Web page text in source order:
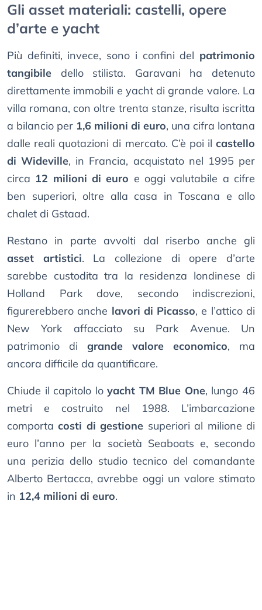
Gli asset materiali: castelli, opere
d’arte e yacht
Più definiti, invece, sono i confini del patrimonio
tangibile dello stilista. Garavani ha detenuto
direttamente immobili e yacht di grande valore. La
villa romana, con oltre trenta stanze, risulta iscritta
a bilancio per 1,6 milioni di euro, una cifra lontana
dalle reali quotazioni di mercato. C’è poi il castello
di Wideville, in Francia, acquistato nel 1995 per
circa 12 milioni di euro e oggi valutabile a cifre
ben superiori, oltre alla casa in Toscana e allo
chalet di Gstaad.
Restano in parte avvolti dal riserbo anche gli
asset artistici. La collezione di opere d’arte
sarebbe custodita tra la residenza londinese di
Holland Park dove, secondo indiscrezioni,
figurerebbero anche lavori di Picasso, e l’attico di
New York affacciato su Park Avenue. Un
patrimonio di grande valore economico, ma
ancora difficile da quantificare.
Chiude il capitolo loyacht TM Blue One, lungo 46
metri e costruito nel 1988. L’imbarcazione
comportacosti di gestione superiori al milione di
euro l’anno per la società Seaboats e, secondo
una perizia dello studio tecnico del comandante
Alberto Bertacca, avrebbe oggi un valore stimato
in 12,4 milioni di euro.